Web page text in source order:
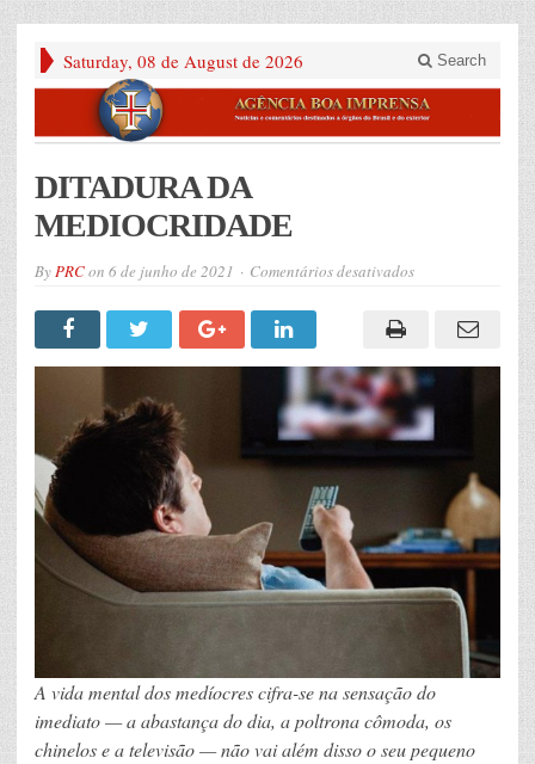
Saturday, 08 de August de 2026 Search
DITADURA DA
MEDIOCRIDADE
ByPRCon 6 de junho de 2021 Comentários desativadosem
MEDIOCRIDADE
A vida mental dos medíocres cifra-se na sensação do
imediato — a abastança do dia, a poltrona cômoda, os
chinelos e a televisão — não vai além disso o seu pequeno